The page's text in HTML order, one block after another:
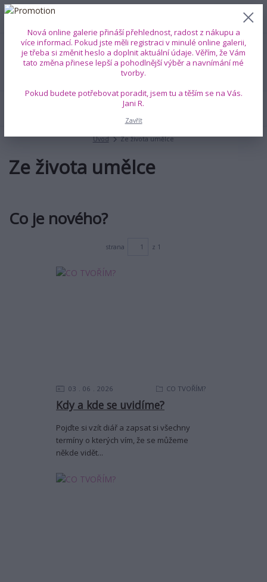
Menu
+420 739 353 708 0 ks
0 Kč
Úvod Ze života umělce
Ze života umělce
Co je nového?
strana z 1
Kdy a kde se uvidíme?
03 06 2026 CO TVOŘÍM?
Pojďte si vzít diář a zapsat si všechny
termíny o kterých vím, že se můžeme
někde vidět...
Nová online galerie přináší přehlednost, radost z nákupu a
více informací. Pokud jste měli registraci v minulé online galerii,
je třeba si změnit heslo a doplnit aktuální údaje. Věřím, že Vám
tato změna přinese lepší a pohodlnější výběr a navnímání mé
tvorby.
Pokud budete potřebovat poradit, jsem tu a těším se na Vás.
Jani R.
Zavřít